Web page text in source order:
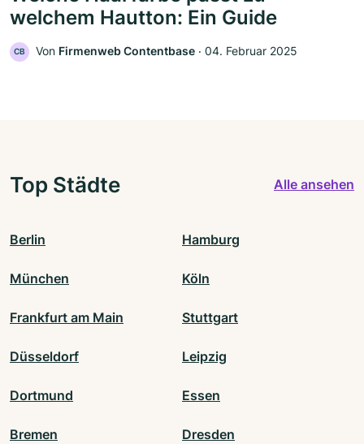
welchem Hautton: Ein Guide
CB Von Firmenweb Contentbase ‧ 04. Februar 2025
Top Städte Alle ansehen
Berlin Hamburg
München Köln
Frankfurt am Main Stuttgart
Düsseldorf Leipzig
Dortmund Essen
Bremen Dresden